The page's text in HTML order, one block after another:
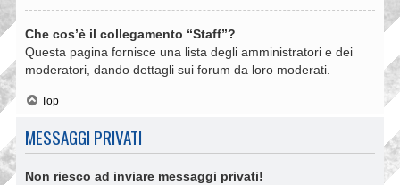
Che cos’è il collegamento “Staff”?
Questa pagina fornisce una lista degli amministratori e dei
moderatori, dando dettagli sui forum da loro moderati.
Top
MESSAGGI PRIVATI
Non riesco ad inviare messaggi privati!